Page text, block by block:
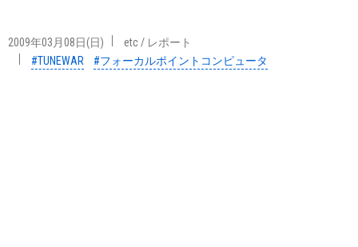
2009年03月08日(日) etc/ レポート
#TUNEWAR
#フォーカルポイントコンピュータ